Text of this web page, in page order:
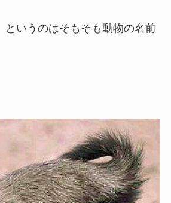
というのはそもそも動物の名前